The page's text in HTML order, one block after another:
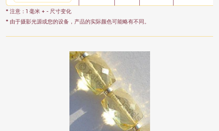
* 注意：1 毫米 + - 尺寸变化
* 由于摄影光源或您的设备，产品的实际颜色可能略有不同。